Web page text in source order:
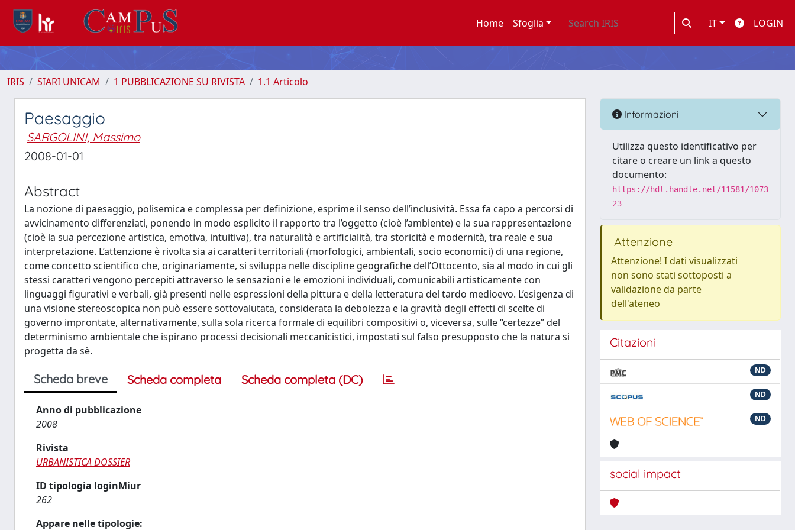
Home Sfoglia IT LOGIN
IRIS SIARI UNICAM 1 PUBBLICAZIONE SU RIVISTA 1.1 Articolo
Paesaggio
SARGOLINI, Massimo
2008-01-01
Abstract
La nozione di paesaggio, polisemica e complessa per definizione, esprime il senso dell’inclusività. Essa fa capo a percorsi di
avvicinamento differenziati, ponendo in modo esplicito il rapporto tra l’oggetto (cioè l’ambiente) e la sua rappresentazione
(cioè la sua percezione artistica, emotiva, intuitiva), tra naturalità e artificialità, tra storicità e modernità, tra reale e sua
interpretazione. L’attenzione è rivolta sia ai caratteri territoriali (morfologici, ambientali, socio economici) di una regione,
come concetto scientifico che, originariamente, si sviluppa nelle discipline geografiche dell’Ottocento, sia al modo in cui gli
stessi caratteri vengono percepiti attraverso le sensazioni e le emozioni individuali, comunicabili artisticamente con
linguaggi figurativi e verbali, già presenti nelle espressioni della pittura e della letteratura del tardo medioevo. L’esigenza di
una visione stereoscopica non può essere sottovalutata, considerata la debolezza e la gravità degli effetti di scelte di
governo improntate, alternativamente, sulla sola ricerca formale di equilibri compositivi o, viceversa, sulle “certezze” del
determinismo ambientale che ispirano processi decisionali meccanicistici, impostati sul falso presupposto che la natura si
progetta da sè.
Scheda breve Scheda completa Scheda completa (DC)
Anno di pubblicazione
2008
Rivista
URBANISTICA DOSSIER
ID tipologia loginMiur
262
Appare nelle tipologie:
Informazioni
Utilizza questo identificativo per
citare o creare un link a questo
documento:
https://hdl.handle.net/11581/1073
23
Attenzione
Attenzione! I dati visualizzati
non sono stati sottoposti a
validazione da parte
dell'ateneo
Citazioni
ND
ND
ND
social impact